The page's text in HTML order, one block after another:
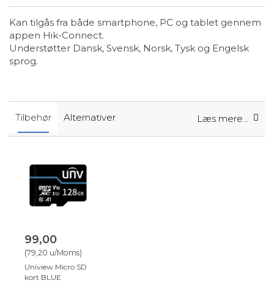
Kan tilgås fra både smartphone, PC og tablet gennem
appen Hik-Connect.
Understøtter Dansk, Svensk, Norsk, Tysk og Engelsk
sprog.
Læs mere...
Tilbehør Alternativer
99,00
(79,20 u/Moms)
Uniview Micro SD
kort BLUE